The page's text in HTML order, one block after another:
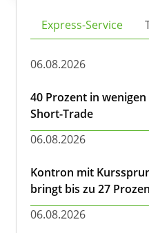
Express-Service
06.08.2026
40 Prozent in
Short-Trade
06.08.2026
Kontron mit
bringt bis zu 27
06.08.2026